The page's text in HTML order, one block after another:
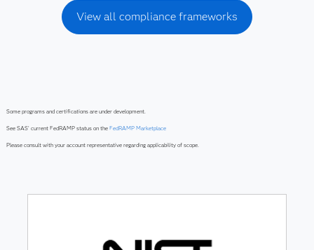
View all compliance frameworks
Some programs and certifications are under development.
See SAS’ current FedRAMP status on the FedRAMP Marketplace
Please consult with your account representative regarding applicability of scope.